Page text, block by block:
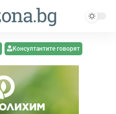
Консултантите говорят